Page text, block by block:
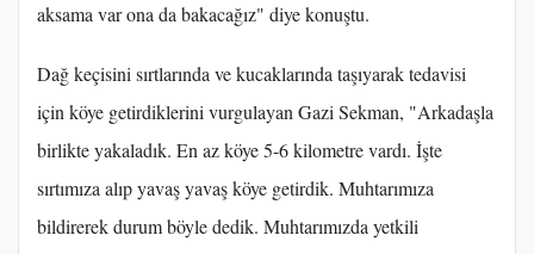
aksama var ona da bakacağız" diye konuştu.
Dağ keçisini sırtlarında ve kucaklarında taşıyarak tedavisi
için köye getirdiklerini vurgulayan Gazi Sekman, "Arkadaşla
birlikte yakaladık. En az köye 5-6 kilometre vardı. İşte
sırtımıza alıp yavaş yavaş köye getirdik. Muhtarımıza
bildirerek durum böyle dedik. Muhtarımızda yetkili